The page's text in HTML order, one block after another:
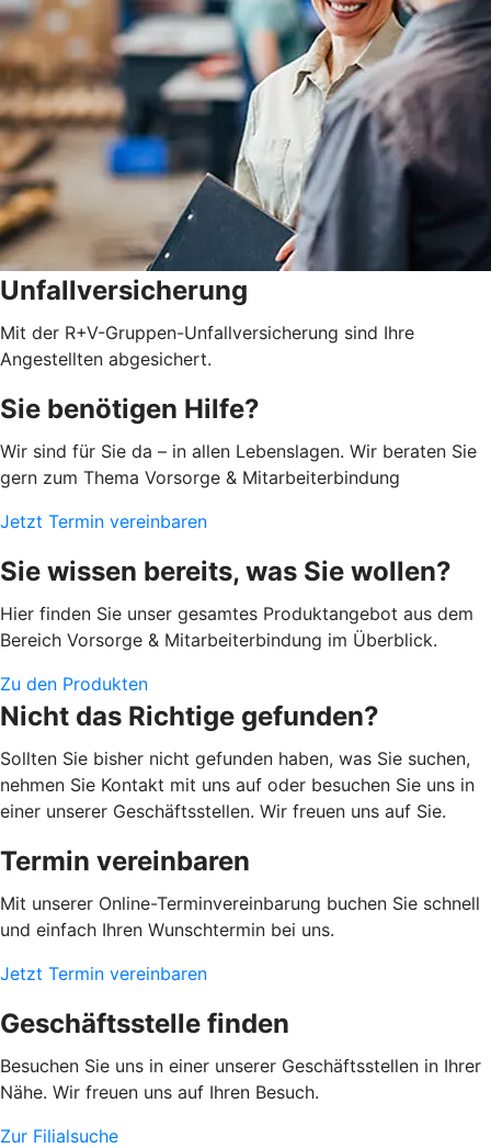
Unfallversicherung
Mit der R+V-Gruppen-Unfallversicherung sind Ihre
Angestellten abgesichert.
Sie benötigen Hilfe?
Wir sind für Sie da – in allen Lebenslagen. Wir beraten Sie
gern zum Thema Vorsorge & Mitarbeiterbindung
Jetzt Termin vereinbaren
Sie wissen bereits, was Sie wollen?
Hier finden Sie unser gesamtes Produktangebot aus dem
Bereich Vorsorge & Mitarbeiterbindung im Überblick.
Zu den Produkten
Nicht das Richtige gefunden?
Sollten Sie bisher nicht gefunden haben, was Sie suchen,
nehmen Sie Kontakt mit uns auf oder besuchen Sie uns in
einer unserer Geschäftsstellen. Wir freuen uns auf Sie.
Termin vereinbaren
Mit unserer Online-Terminvereinbarung buchen Sie schnell
und einfach Ihren Wunschtermin bei uns.
Jetzt Termin vereinbaren
Geschäftsstelle finden
Besuchen Sie uns in einer unserer Geschäftsstellen in Ihrer
Nähe. Wir freuen uns auf Ihren Besuch.
Zur Filialsuche